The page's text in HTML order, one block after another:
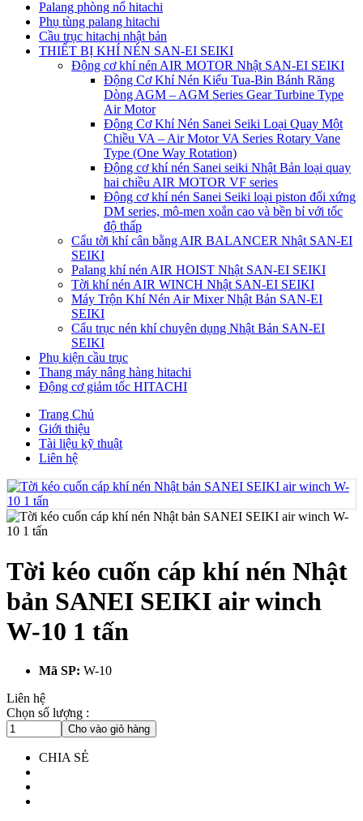
Palang phòng nổ hitachi
Phụ tùng palang hitachi
Cầu trục hitachi nhật bản
THIẾT BỊ KHÍ NÉN SAN-EI SEIKI
Động cơ khí nén AIR MOTOR Nhật SAN-EI SEIKI
Động Cơ Khí Nén Kiểu Tua-Bin Bánh Răng
Dòng AGM – AGM Series Gear Turbine Type
Air Motor
Động Cơ Khí Nén Sanei Seiki Loại Quay Một
Chiều VA – Air Motor VA Series Rotary Vane
Type (One Way Rotation)
Động cơ khí nén Sanei seiki Nhật Bản loại quay
hai chiều AIR MOTOR VF series
Động cơ khí nén Sanei Seiki loại piston đối xứng
DM series, mô-men xoắn cao và bền bỉ với tốc
độ thấp
Cẩu tời khí cân bằng AIR BALANCER Nhật SAN-EI
SEIKI
Palang khí nén AIR HOIST Nhật SAN-EI SEIKI
Tời khí nén AIR WINCH Nhật SAN-EI SEIKI
Máy Trộn Khí Nén Air Mixer Nhật Bản SAN-EI
SEIKI
Cẩu trục nén khí chuyên dụng Nhật Bản SAN-EI
SEIKI
Phụ kiện cầu trục
Thang máy nâng hàng hitachi
Động cơ giảm tốc HITACHI
Trang Chủ
Giới thiệu
Tài liệu kỹ thuật
Liên hệ
Tời kéo cuốn cáp khí nén Nhật
bản SANEI SEIKI air winch
W-10 1 tấn
Mã SP: W-10
Liên hệ
Chọn số lượng :
Cho vào giỏ hàng
CHIA SẺ